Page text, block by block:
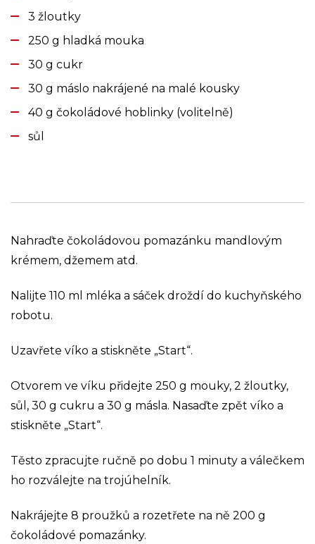
3 žloutky
250 g hladká mouka
30 g cukr
30 g máslo nakrájené na malé kousky
40 g čokoládové hoblinky (volitelně)
sůl
Nahraďte čokoládovou pomazánku mandlovým
krémem, džemem atd.
Nalijte 110 ml mléka a sáček droždí do kuchyňského
robotu.
Uzavřete víko a stiskněte „Start“.
Otvorem ve víku přidejte 250 g mouky, 2 žloutky,
sůl, 30 g cukru a 30 g másla. Nasaďte zpět víko a
stiskněte „Start“.
Těsto zpracujte ručně po dobu 1 minuty a válečkem
ho rozválejte na trojúhelník.
Nakrájejte 8 proužků a rozetřete na ně 200 g
čokoládové pomazánky.